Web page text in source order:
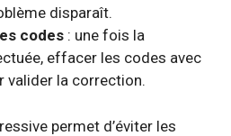
disparaît.
codes : une fois la
effacer les codes avec
valider la correction.
permet d’éviter les